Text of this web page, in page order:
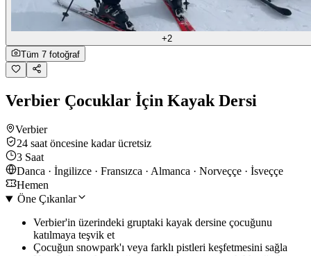
+2
Tüm 7 fotoğraf
Verbier Çocuklar İçin Kayak Dersi
Verbier
24 saat öncesine kadar ücretsiz
3 Saat
Danca · İngilizce · Fransızca · Almanca · Norveççe · İsveççe
Hemen
Öne Çıkanlar
Verbier'in üzerindeki gruptaki kayak dersine çocuğunu
katılmaya teşvik et
Çocuğun snowpark'ı veya farklı pistleri keşfetmesini sağla